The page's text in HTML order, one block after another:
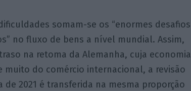
somam-se os “enormes desafios
no fluxo de bens a nível mundial. Assim,
na retoma da Alemanha, cuja economia
muito do comércio internacional, a revisão
de 2021 é transferida na mesma proporção